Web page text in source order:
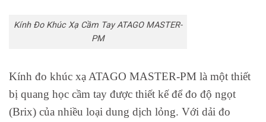
Kính Đo Khúc Xạ Cầm Tay ATAGO MASTER-
PM
Kính đo khúc xạ ATAGO MASTER-PM là một thiết
bị quang học cầm tay được thiết kế để đo độ ngọt
(Brix) của nhiều loại dung dịch lỏng. Với dải đo